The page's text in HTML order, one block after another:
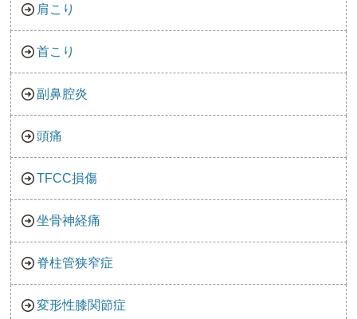
肩こり
首こり
副鼻腔炎
頭痛
TFCC損傷
坐骨神経痛
脊柱管狭窄症
変形性膝関節症